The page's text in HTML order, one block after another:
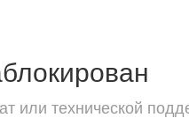
или технической